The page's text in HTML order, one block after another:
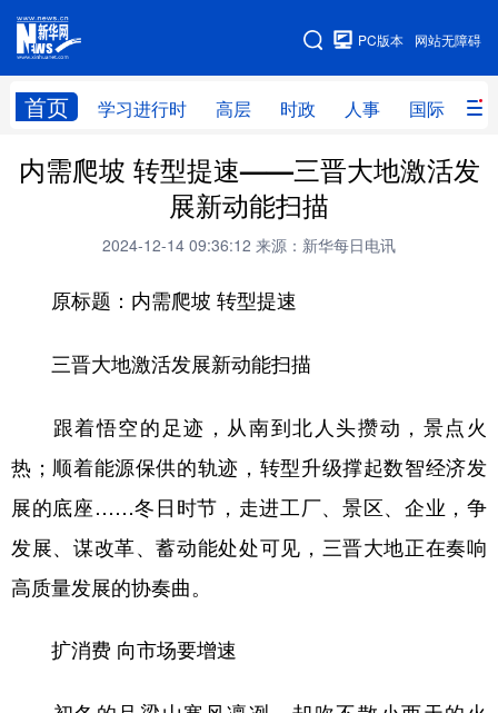
网站无障碍
PC版本
首页 学习进行时 高层 时政 人事 国际 财
网站地图
学习进行时 高层 时政 人事
财经 网评
全球连线
科技 科创 量子
文化 书画 健康
食品 人居 信息化 数字经济
学术中国 乡村振兴 银龄 溯源中国
城市 旅游
内需爬坡 转型提速——三晋大地激活发
展新动能扫描
2024-12-14 09:36:12 来源：新华每日电讯
原标题：内需爬坡 转型提速
三晋大地激活发展新动能扫描
跟着悟空的足迹，从南到北人头攒动，景点火
热；顺着能源保供的轨迹，转型升级撑起数智经济发
展的底座……冬日时节，走进工厂、景区、企业，争
发展、谋改革、蓄动能处处可见，三晋大地正在奏响
高质量发展的协奏曲。
扩消费 向市场要增速